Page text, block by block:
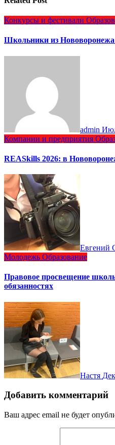
Конкурсы и фестивали
Школьники из Нововоронежа
admin
Компании и предприятия
REASkills 2026: в
Евгений
Молодежь Образование
Правовое просвещение
обязанностях
Настя
Добавить комментарий
Ваш адрес email не будет